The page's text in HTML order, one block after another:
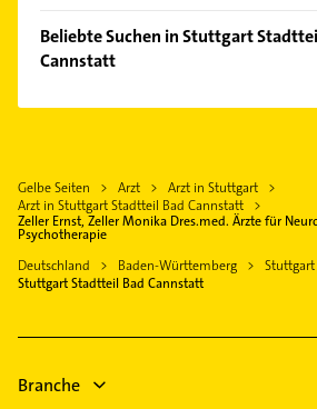
Feuerbach
Kaltental
Mühlhausen
Mitte
Nord
Ost
Süd
Waiblingen
Esslingen am Neckar
Leinfelden-Echterdingen
Filderstadt
Fensterbauer
Fenster
Rohrreinigung
Immobilien
Immobilienmakler
Klempner
Beliebte Suchen in Stuttgart
Cannstatt
Sanitärinstallation
Elektroinstallation
Elektriker
Elektro Reparatur
Schreiner
Gelbe Seiten Arzt
Arzt in Stuttgart
Arzt in Stuttgart Stadtteil Bad Cannstatt
Zeller Ernst, Zeller Monika Dres.med. Ärzte für
Psychotherapie
Deutschland
Baden-Württemberg
Stuttgart
Stuttgart Stadtteil Bad Cannstatt
Branche